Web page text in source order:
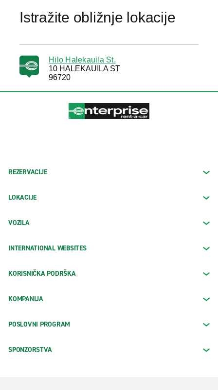
Istražite obližnje lokacije
Hilo Halekauila St.
10 HALEKAUILA ST
96720
REZERVACIJE
LOKACIJE
VOZILA
INTERNATIONAL WEBSITES
KORISNIČKA PODRŠKA
KOMPANIJA
POSLOVNI PROGRAM
SPONZORSTVA